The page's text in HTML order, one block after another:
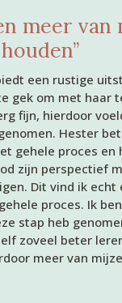
meer van
een rustige
gek om met haar
fijn, hierdoor
Hester
gehele proces en
zijn perspectief
Dit vind ik echt
proces. Ik
stap heb
zoveel beter
meer van